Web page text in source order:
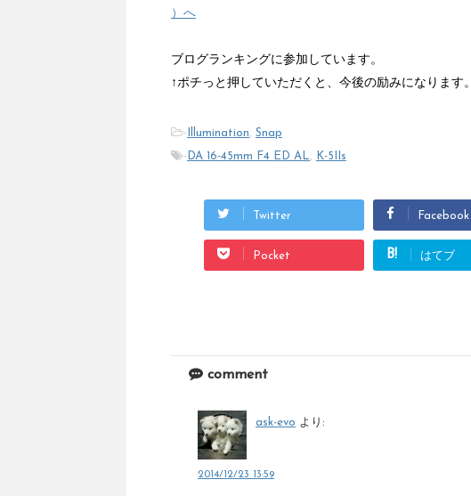
ブログランキングに参加しています。
↑ポチっと押していただくと、今後の励みになります。
- Illumination, Snap
- DA 16-45mm F4 ED AL, K-5IIs
Twitter Facebook
Pocket B! はてブ
comment
ask-evo より:
2014/12/23 13:59